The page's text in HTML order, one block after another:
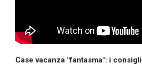
Case vacanza "fantasma": i